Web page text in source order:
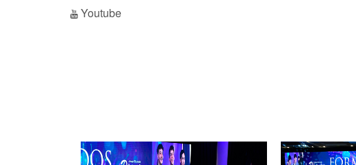
Youtube